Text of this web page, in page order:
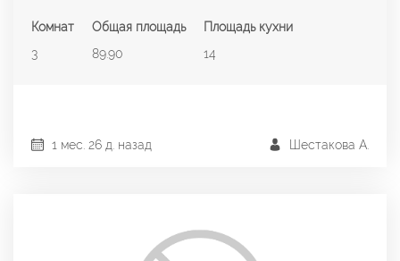
Комнат
3
Общая площадь
89.90
Площадь кухни
14
Шестакова А.
1 мес. 26 д. назад